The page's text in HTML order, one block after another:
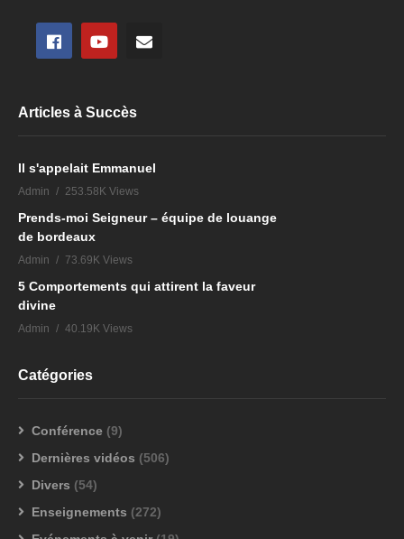
Articles à Succès
Il s'appelait Emmanuel
Admin 253.58K Views
Prends-moi Seigneur – équipe de louange
de bordeaux
Admin 73.69K Views
5 Comportements qui attirent la faveur
divine
Admin 40.19K Views
Catégories
Conférence (9)
Dernières vidéos (506)
Divers (54)
Enseignements (272)